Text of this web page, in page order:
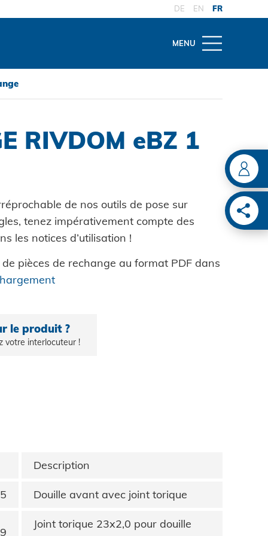
DE EN FR
MENU
pose
pose manuel
contrôle
spécialisé
de véhicules
des RIVDOM eBZ 1
de nos outils de pose sur
tenez impérativement compte des
les notices d’utilisation !
pièces de rechange au format PDF dans
le produit ?
votre interlocuteur !
Description
Douille avant avec joint torique
Joint torique 23x2,0 pour douille